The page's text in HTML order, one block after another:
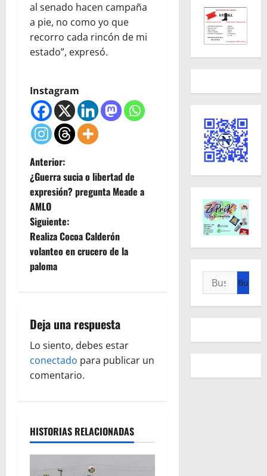
al senado hacen campaña
a pie, no como yo que
recorro cada rincón de mi
estado”, expresó.
Instagram
N
a
v
e
g
c
i
ó
e
Anterior:
¿Guerra sucia o libertad de
expresión? pregunta Meade a
AMLO
Siguiente:
Realiza Cocoa Calderón
volanteo en crucero de la
paloma
Deja una respuesta
Lo siento, debes estar
conectado para publicar un
comentario.
HISTORIAS RELACIONADAS
Buscar: